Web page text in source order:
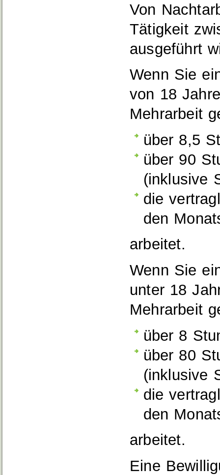
Von
Tätigkeit
ausgeführt
Wenn Sie
von 18
Mehrarbeit
über 8,5
über 90
(inklusive
die
den
arbeitet.
Wenn Sie
unter 18
Mehrarbeit
über 8
über 80
(inklusive
die
den
arbeitet.
Eine